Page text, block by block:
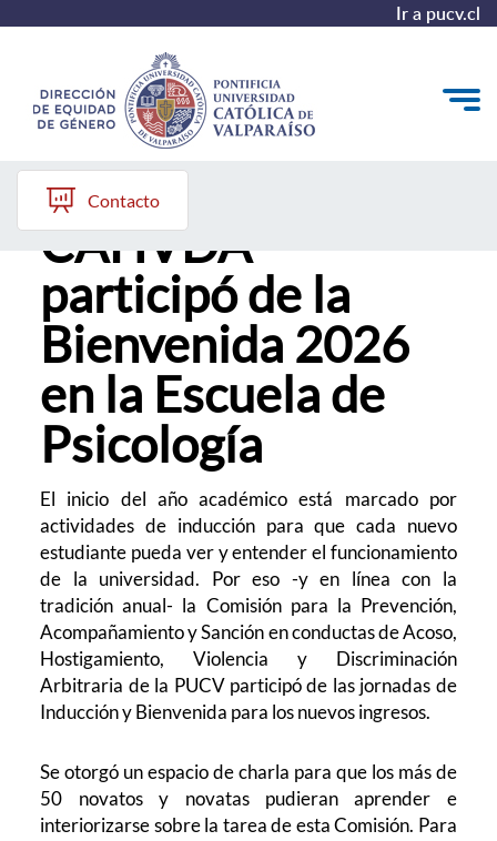
Ir a pucv.cl
Quiénes somos
Diagnóstico y Política
Plan de Acción
Modelo de Prevención
Redes de Trabajo
Contacto
Comisión
CAHVDA
participó de la
Bienvenida 2026
en la Escuela de
Psicología
El inicio del año académico está marcado por
actividades de inducción para que cada nuevo
estudiante pueda ver y entender el funcionamiento
de la universidad. Por eso -y en línea con la
tradición anual- la Comisión para la Prevención,
Acompañamiento y Sanción en conductas de Acoso,
Hostigamiento, Violencia y Discriminación
Arbitraria de la PUCV participó de las jornadas de
Inducción y Bienvenida para los nuevos ingresos.
Se otorgó un espacio de charla para que los más de
50 novatos y novatas pudieran aprender e
interiorizarse sobre la tarea de esta Comisión. Para